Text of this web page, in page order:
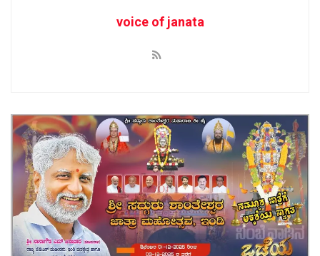
voice of janata